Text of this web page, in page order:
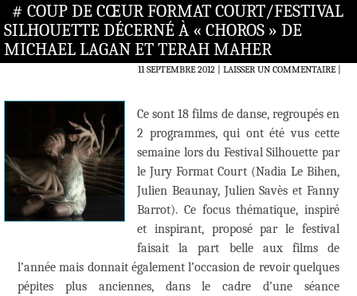
# COUP DE CŒUR FORMAT COURT/FESTIVAL
SILHOUETTE DÉCERNÉ À « CHOROS » DE
MICHAEL LAGAN ET TERAH MAHER
11 SEPTEMBRE 2012 LAISSER UN COMMENTAIRE|
Ce sont 18 films de danse, regroupés en
2 programmes, qui ont été vus cette
semaine lors du Festival Silhouette par
le Jury Format Court (Nadia Le Bihen,
Julien Beaunay, Julien Savès et Fanny
Barrot). Ce focus thématique, inspiré
et inspirant, proposé par le festival
faisait la part belle aux films de
l’année mais donnait également l’occasion de revoir quelques
pépites plus anciennes, dans le cadre d’une séance